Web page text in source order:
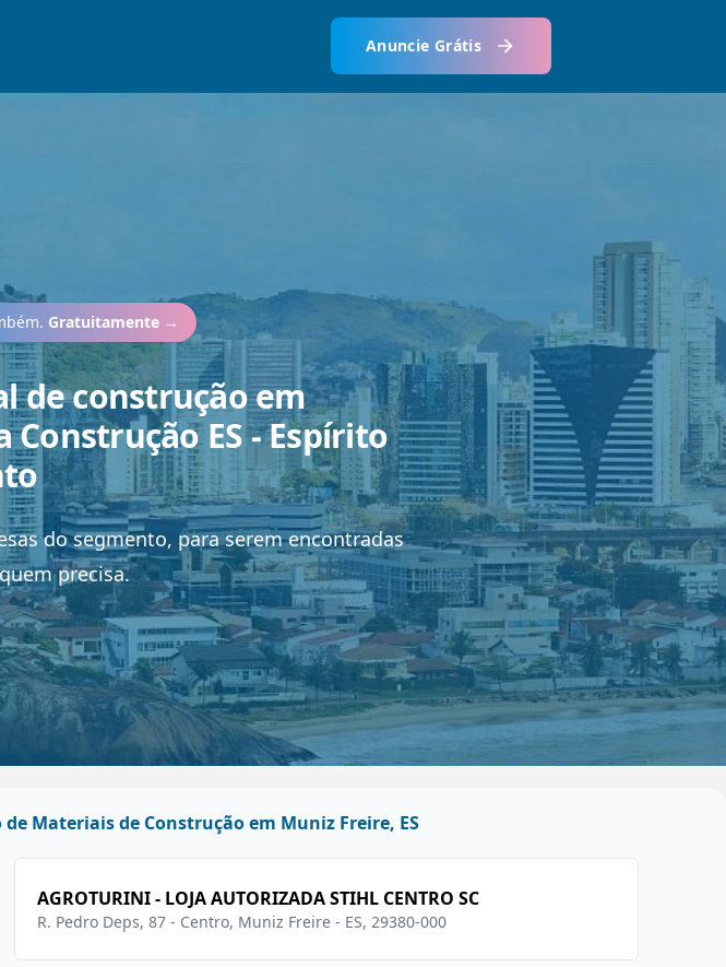
Anuncie Grátis
Gratuitamente →
de construção em
Construção ES - Espírito
do segmento, para serem encontradas
precisa.
Materiais de Construção em Muniz Freire, ES
AGROTURINI - LOJA AUTORIZADA STIHL CENTRO SC
R. Pedro Deps, 87 - Centro, Muniz Freire - ES, 29380-000